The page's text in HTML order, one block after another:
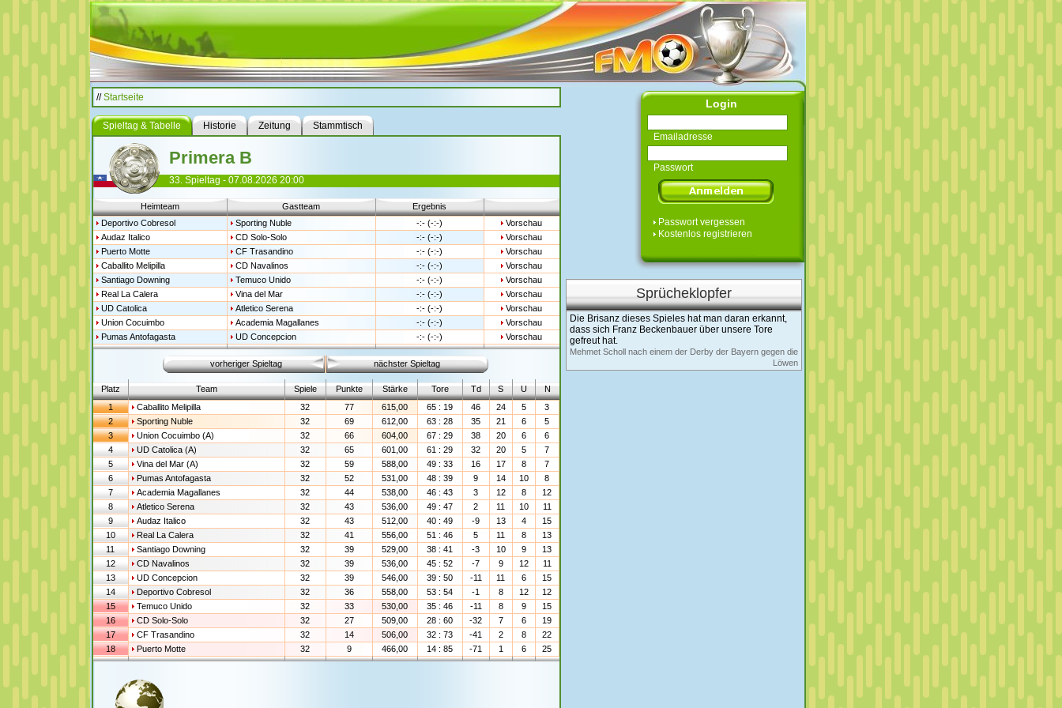
//Startseite
Spieltag & Tabelle Historie Zeitung Stammtisch
Primera B
33. Spieltag - 07.08.2026 20:00
Heimteam Gastteam
Ergebnis
Deportivo Cobresol
Sporting Nuble -:- (-:-)
Vorschau
Audaz Italico
CD Solo-Solo -:- (-:-)
Vorschau
Puerto Motte
CF Trasandino -:- (-:-)
Vorschau
Caballito Melipilla
CD Navalinos -:- (-:-)
Vorschau
Santiago Downing
Temuco Unido -:- (-:-)
Vorschau
Real La Calera
Vina del Mar -:- (-:-)
Vorschau
UD Catolica
Atletico Serena -:- (-:-)
Vorschau
Union Cocuimbo
Academia Magallanes -:- (-:-)
Vorschau
Pumas Antofagasta
UD Concepcion -:- (-:-) Vorschau
vorheriger Spieltag nächster Spieltag
Platz Team Spiele Punkte Stärke Tore Td S U
N
1
Caballito Melipilla 32 77 615,00 65 : 19 46 24 5
3
2
Sporting Nuble 32 69 612,00 63 : 28 35 21 6
5
3
Union Cocuimbo (A) 32 66 604,00 67 : 29 38 20 6
6
4
UD Catolica (A) 32 65 601,00 61 : 29 32 20 5
7
5
Vina del Mar (A) 32 59 588,00 49 : 33 16 17 8
7
6
Pumas Antofagasta 32 52 531,00 48 : 39 9 14 10
8
7
Academia Magallanes 32 44 538,00 46 : 43 3 12 8
12
8
Atletico Serena 32 43 536,00 49 : 47 2 11 10
11
9
Audaz Italico 32 43 512,00 40 : 49 -9 13 4
15
10
Real La Calera 32 41 556,00 51 : 46 5 11 8
13
11
Santiago Downing 32 39 529,00 38 : 41 -3 10 9
13
12
CD Navalinos 32 39 536,00 45 : 52 -7 9 12
11
13
UD Concepcion 32 39 546,00 39 : 50 -11 11 6
15
14
Deportivo Cobresol 32 36 558,00 53 : 54 -1 8 12
12
15
Temuco Unido 32 33 530,00 35 : 46 -11 8 9
15
16
CD Solo-Solo 32 27 509,00 28 : 60 -32 7 6
19
17
CF Trasandino 32 14 506,00 32 : 73 -41 2 8
22
18
Puerto Motte 32 9 466,00 14 : 85 -71 1 6 25
Login
Emailadresse
Passwort
Passwort vergessen
Kostenlos registrieren
Sprücheklopfer
Die Brisanz dieses Spieles hat man daran erkannt,
dass sich Franz Beckenbauer über unsere Tore
gefreut hat.
Mehmet Scholl nach einem der Derby der Bayern gegen die
Löwen